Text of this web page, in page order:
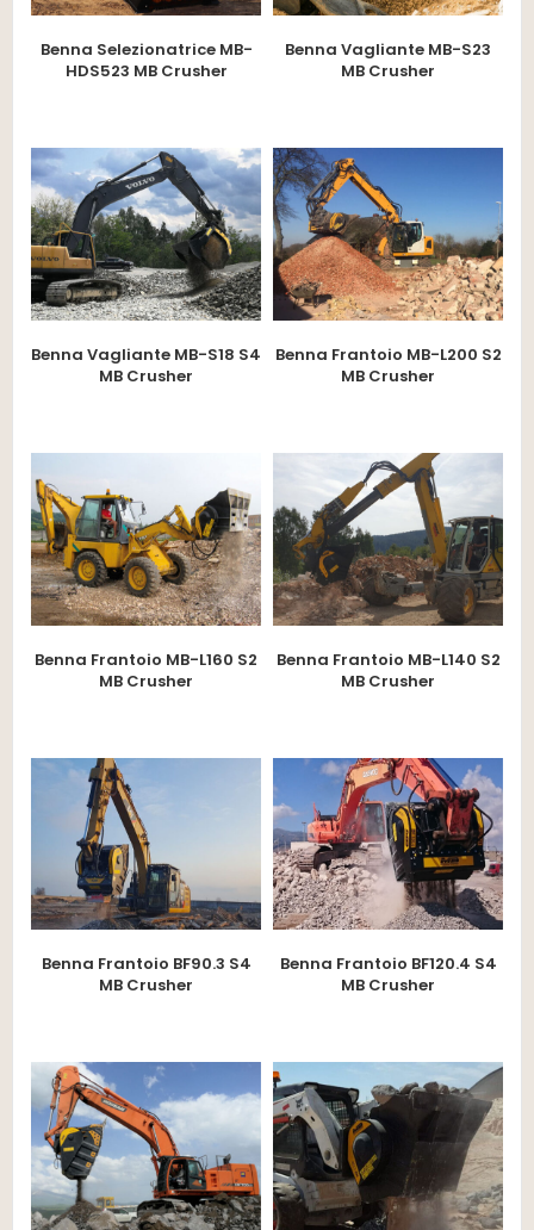
Benna Selezionatrice MB-
HDS523 MB Crusher
Benna Vagliante MB-S23
MB Crusher
Benna Vagliante MB-S18 S4
MB Crusher
Benna Frantoio MB-L200 S2
MB Crusher
Benna Frantoio MB-L160 S2
MB Crusher
Benna Frantoio MB-L140 S2
MB Crusher
Benna Frantoio BF90.3 S4
MB Crusher
Benna Frantoio BF120.4 S4
MB Crusher